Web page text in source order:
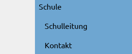
Schule
Schulleitung
Kontakt